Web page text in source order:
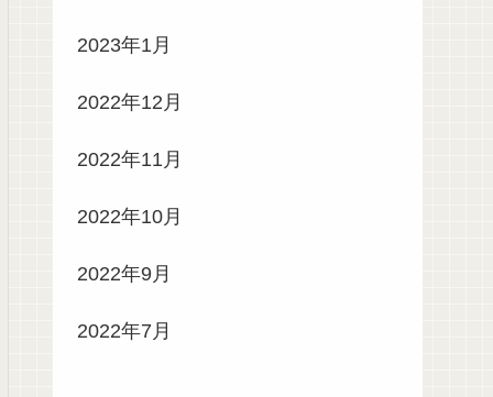
2023年1月
2022年12月
2022年11月
2022年10月
2022年9月
2022年7月